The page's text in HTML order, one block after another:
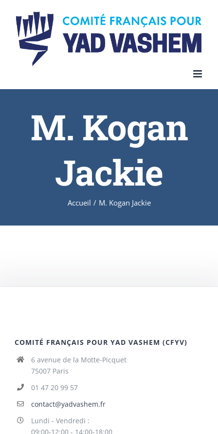
content
M. Kogan
Jackie
Accueil / M. Kogan Jackie
COMITÉ FRANÇAIS POUR YAD VASHEM (CFYV)
6 avenue de la Motte-Picquet
75007 Paris
01 47 20 99 57
contact@yadvashem.fr
Lundi - Vendredi :
09:00-12:00 - 14:00-18:00